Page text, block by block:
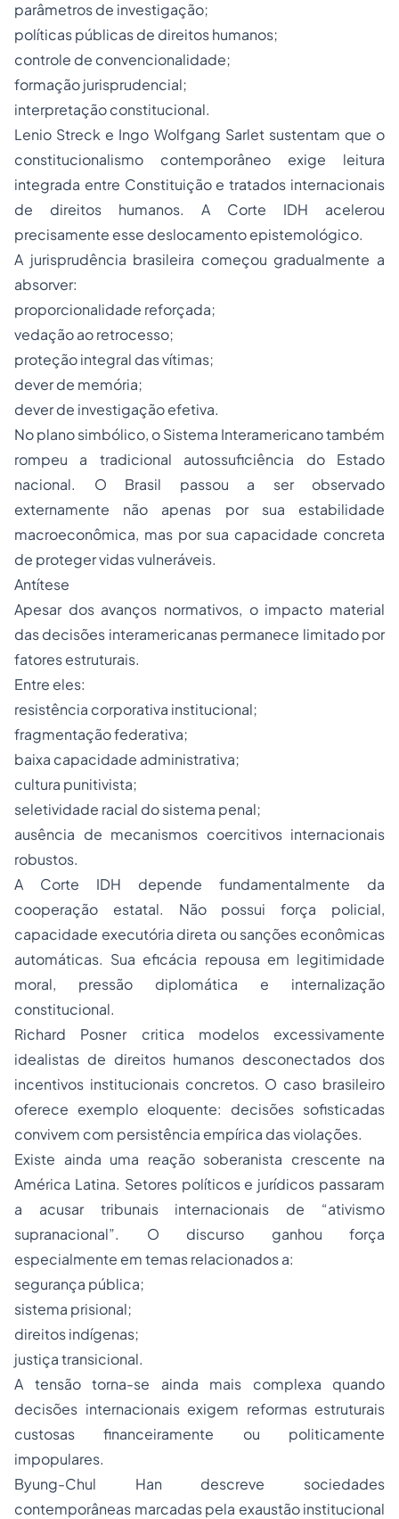
parâmetros de investigação;
políticas públicas de direitos humanos;
controle de convencionalidade;
formação jurisprudencial;
interpretação constitucional.
Lenio Streck e Ingo Wolfgang Sarlet sustentam que o
constitucionalismo contemporâneo exige leitura
integrada entre Constituição e tratados internacionais
de direitos humanos. A Corte IDH acelerou
precisamente esse deslocamento epistemológico.
A jurisprudência brasileira começou gradualmente a
absorver:
proporcionalidade reforçada;
vedação ao retrocesso;
proteção integral das vítimas;
dever de memória;
dever de investigação efetiva.
No plano simbólico, o Sistema Interamericano também
rompeu a tradicional autossuficiência do Estado
nacional. O Brasil passou a ser observado
externamente não apenas por sua estabilidade
macroeconômica, mas por sua capacidade concreta
de proteger vidas vulneráveis.
Antítese
Apesar dos avanços normativos, o impacto material
das decisões interamericanas permanece limitado por
fatores estruturais.
Entre eles:
resistência corporativa institucional;
fragmentação federativa;
baixa capacidade administrativa;
cultura punitivista;
seletividade racial do sistema penal;
ausência de mecanismos coercitivos internacionais
robustos.
A Corte IDH depende fundamentalmente da
cooperação estatal. Não possui força policial,
capacidade executória direta ou sanções econômicas
automáticas. Sua eficácia repousa em legitimidade
moral, pressão diplomática e internalização
constitucional.
Richard Posner critica modelos excessivamente
idealistas de direitos humanos desconectados dos
incentivos institucionais concretos. O caso brasileiro
oferece exemplo eloquente: decisões sofisticadas
convivem com persistência empírica das violações.
Existe ainda uma reação soberanista crescente na
América Latina. Setores políticos e jurídicos passaram
a acusar tribunais internacionais de “ativismo
supranacional”. O discurso ganhou força
especialmente em temas relacionados a:
segurança pública;
sistema prisional;
direitos indígenas;
justiça transicional.
A tensão torna-se ainda mais complexa quando
decisões internacionais exigem reformas estruturais
custosas financeiramente ou politicamente
impopulares.
Byung-Chul Han descreve sociedades
contemporâneas marcadas pela exaustão institucional